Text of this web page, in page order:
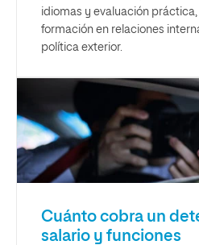
idiomas y evaluación
formación en relaciones
política exterior.
Cuánto cobra un
salario y funciones